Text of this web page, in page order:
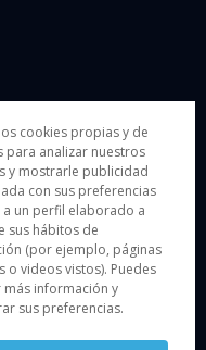
la
cookies propias y de
para analizar nuestros
y mostrarle publicidad
con sus preferencias
a un perfil elaborado a
sus hábitos de
(por ejemplo, páginas
o videos vistos). Puedes
más información y
sus preferencias.